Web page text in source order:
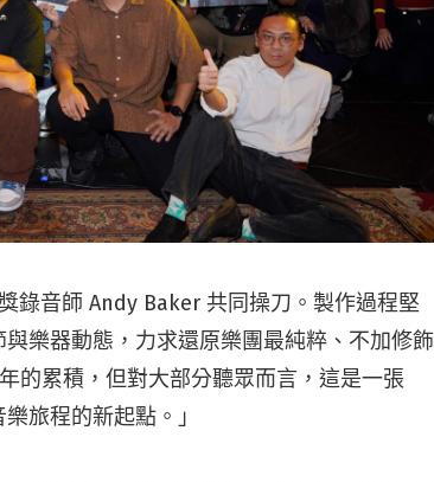
錄音師 Andy Baker 共同操刀。製作過程堅
樂器動態，力求還原樂團最純粹、不加修飾
的累積，但對大部分聽眾而言，這是一張
旅程的新起點。」